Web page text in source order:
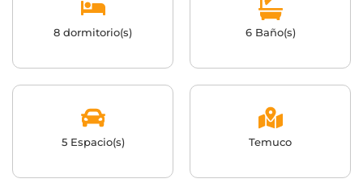
8 dormitorio(s) 6 Baño(s)
5 Espacio(s) Temuco